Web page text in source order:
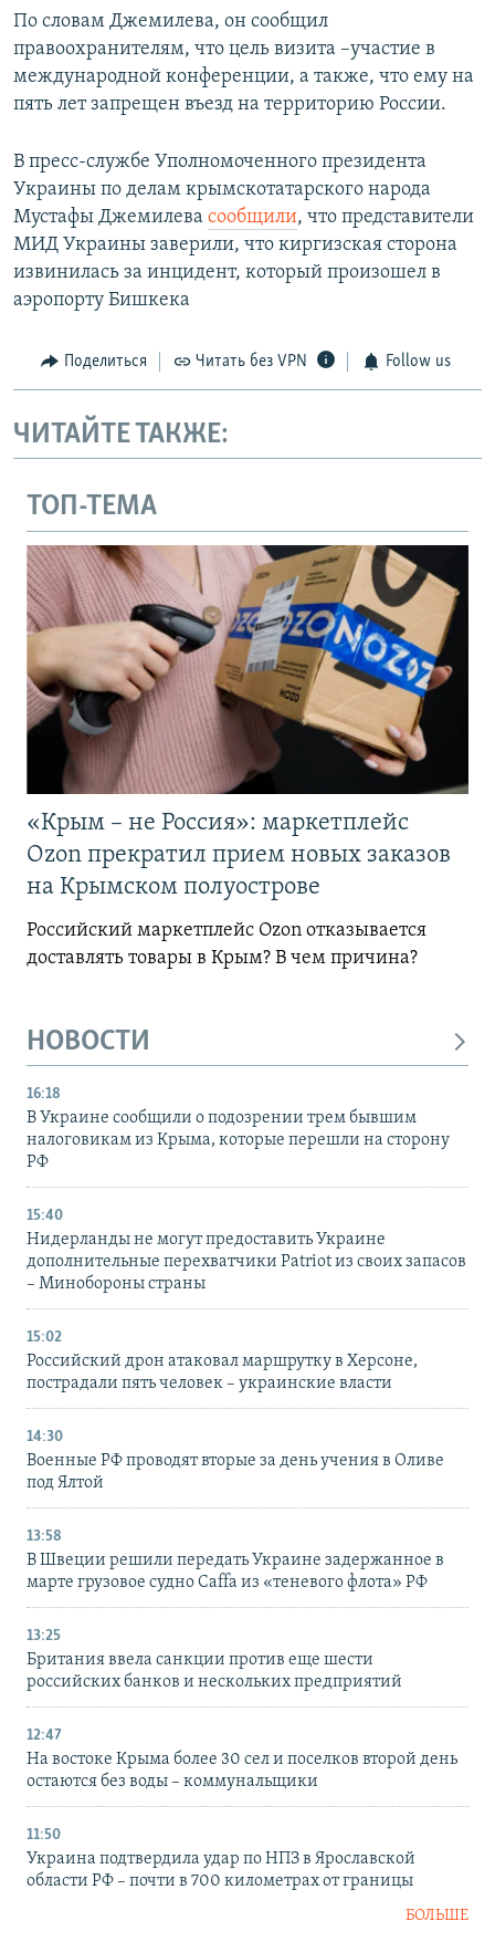
По словам Джемилева, он сообщил
правоохранителям, что цель визита –участие в
международной конференции, а также, что ему на
пять лет запрещен въезд на территорию России.
В пресс-службе Уполномоченного президента
Украины по делам крымскотатарского народа
Мустафы Джемилева сообщили, что представители
МИД Украины заверили, что киргизская сторона
извинилась за инцидент, который произошел в
аэропорту Бишкека
Поделиться Читать без VPN Follow us
ЧИТАЙТЕ ТАКЖЕ:
ТОП-ТЕМА
«Крым – не Россия»: маркетплейс
Ozon прекратил прием новых заказов
на Крымском полуострове
Российский маркетплейс Ozon отказывается
доставлять товары в Крым? В чем причина?
НОВОСТИ
16:18
В Украине сообщили о подозрении трем бывшим
налоговикам из Крыма, которые перешли на сторону
РФ
15:40
Нидерланды не могут предоставить Украине
дополнительные перехватчики Patriot из своих запасов
– Минобороны страны
15:02
Российский дрон атаковал маршрутку в Херсоне,
пострадали пять человек – украинские власти
14:30
Военные РФ проводят вторые за день учения в Оливе
под Ялтой
13:58
В Швеции решили передать Украине задержанное в
марте грузовое судно Caffa из «теневого флота» РФ
13:25
Британия ввела санкции против еще шести
российских банков и нескольких предприятий
12:47
На востоке Крыма более 30 сел и поселков второй день
остаются без воды – коммунальщики
11:50
Украина подтвердила удар по НПЗ в Ярославской
области РФ – почти в 700 километрах от границы
БОЛЬШЕ